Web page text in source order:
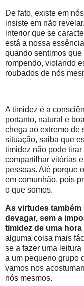
De fato, existe em
insiste em não
interior que se
está a nossa
quando sentimos
rompendo, violando
roubados de nós
A timidez é a
portanto, natural e
chega ao extremo de
situação, saiba que
timidez não pode
compartilhar vitórias
pessoas. Até porque
em comunhão, pois
o que somos.
As virtudes
devagar, sem a
timidez de uma
alguma coisa mais
se a fazer uma
a um pequeno grupo
vamos nos
nós mesmos.